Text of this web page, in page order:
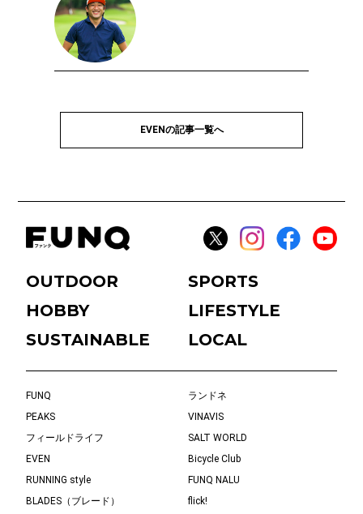
EVENの記事一覧へ
OUTDOOR
SPORTS
HOBBY
LIFESTYLE
SUSTAINABLE
LOCAL
FUNQ
ランドネ
PEAKS
VINAVIS
フィールドライフ
SALT WORLD
EVEN
Bicycle Club
RUNNING style
FUNQ NALU
BLADES（ブレード）
flick!